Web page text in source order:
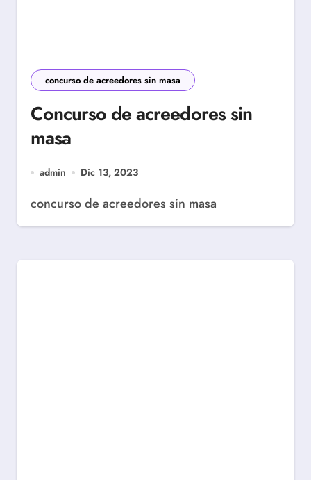
concurso de acreedores sin masa
Concurso de acreedores sin
masa
admin Dic 13, 2023
concurso de acreedores sin masa